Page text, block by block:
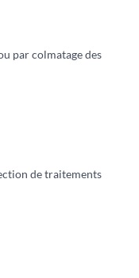
par colmatage des
de traitements